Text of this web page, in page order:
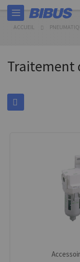
Allez
au
contenu
ACCUEIL
Traitement